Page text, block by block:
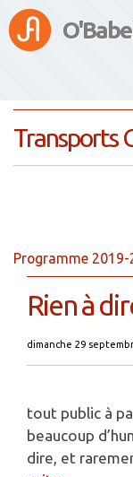
Transports
Programme 2019-
Rien à
dimanche 29
tout public à
beaucoup
dire, et